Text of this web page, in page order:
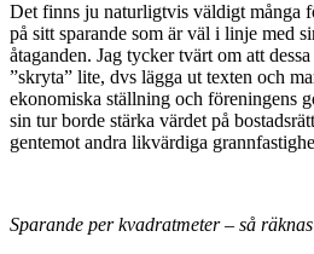
Det finns ju naturligtvis väldigt många
på sitt sparande som är väl i linje med
åtaganden. Jag tycker tvärt om att
”skryta” lite, dvs lägga ut texten och
ekonomiska ställning och föreningens
sin tur borde stärka värdet på
gentemot andra likvärdiga
Sparande per kvadratmeter – så